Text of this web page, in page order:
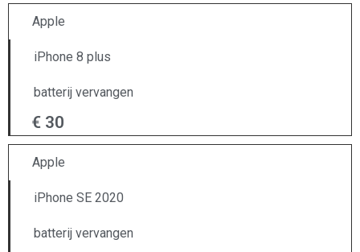
Apple
iPhone 8 plus
batterij vervangen
€ 30
Apple
iPhone SE 2020
batterij vervangen